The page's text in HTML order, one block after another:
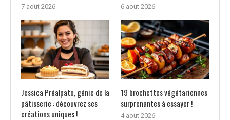
7 août 2026 6 août 2026
Jessica Préalpato, génie de la
pâtisserie : découvrez ses
créations uniques !
19 brochettes végétariennes
surprenantes à essayer !
4 août 2026